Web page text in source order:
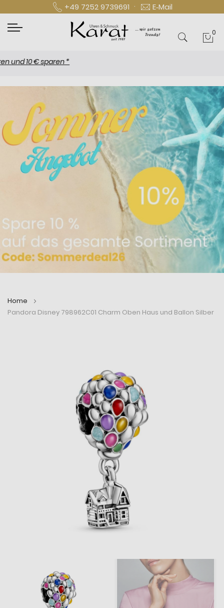
+49 7252 9739691 · E‑Mail
0
10 € sparen *
Home
Pandora Disney 798962C01 Charm Oben Haus und Ballon Silber